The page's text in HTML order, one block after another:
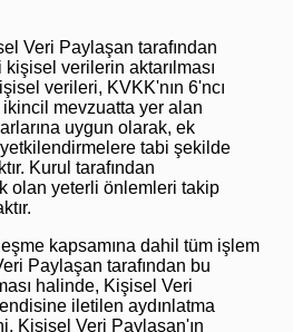
Veri Paylaşan tarafından
verilerin aktarılması
verileri, KVKK'nın 6'ncı
ikincil mevzuatta yer alan
uygun olarak, ek
tabi şekilde
Kurul tarafından
olan yeterli önlemleri takip
kapsamına dahil tüm işlem
Paylaşan tarafından bu
halinde, Kişisel Veri
iletilen aydınlatma
Kişisel Veri Paylaşan'ın